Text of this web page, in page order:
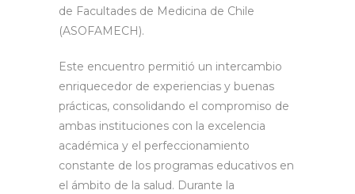
de Facultades de Medicina de Chile
(ASOFAMECH).
Este encuentro permitió un intercambio
enriquecedor de experiencias y buenas
prácticas, consolidando el compromiso de
ambas instituciones con la excelencia
académica y el perfeccionamiento
constante de los programas educativos en
el ámbito de la salud. Durante la